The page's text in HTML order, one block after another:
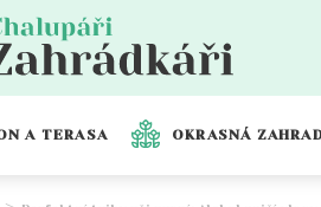
A TERASA OKRASNÁ